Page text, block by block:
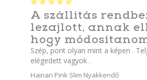
A szállitás
lezajlott, annak
hogy
Szép, pont olyan mint a képen .
elégedett vagyok .
Hainan Pink Slim Nyakkendő